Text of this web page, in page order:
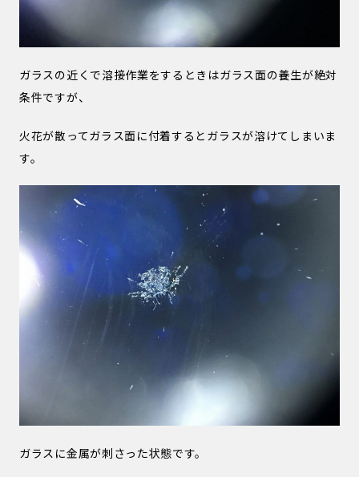
ガラスの近くで溶接作業をするときはガラス面の養生が絶対
条件ですが、
火花が散ってガラス面に付着するとガラスが溶けてしまいま
す。
ガラスに金属が刺さった状態です。